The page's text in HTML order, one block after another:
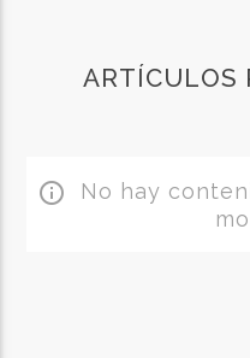
ARTÍCULOS
info_outline No hay